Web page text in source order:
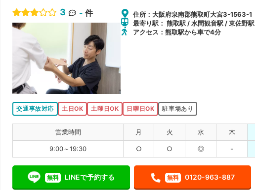
3 - 件
住所：大阪府泉南郡熊取町大宮3-1563-1
最寄り駅： 熊取駅 / 水間観音駅 / 東佐野駅
アクセス：熊取駅から車で4分
交通事故対応 土日OK 土曜日OK 日曜日OK 駐車場あり
営業時間 月 火 水 木
9:00～19:30 ○ ○ ◎ -
無料 LINEで予約する 無料 0120-963-887